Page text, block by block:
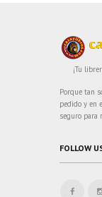
¡Tu
Porque tan
pedido y en
seguro para
FOLLOW